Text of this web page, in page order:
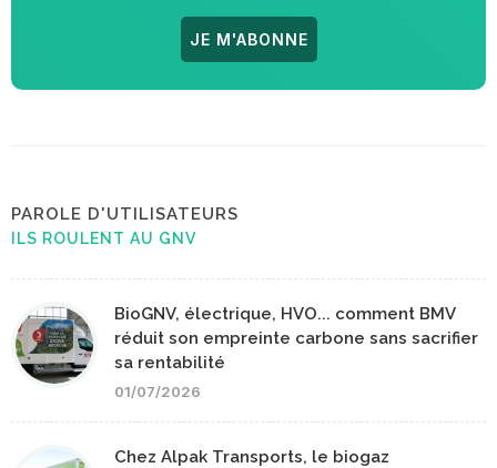
JE M'ABONNE
PAROLE D'UTILISATEURS
ILS ROULENT AU GNV
BioGNV, électrique, HVO... comment BMV
réduit son empreinte carbone sans sacrifier
sa rentabilité
01/07/2026
Chez Alpak Transports, le biogaz